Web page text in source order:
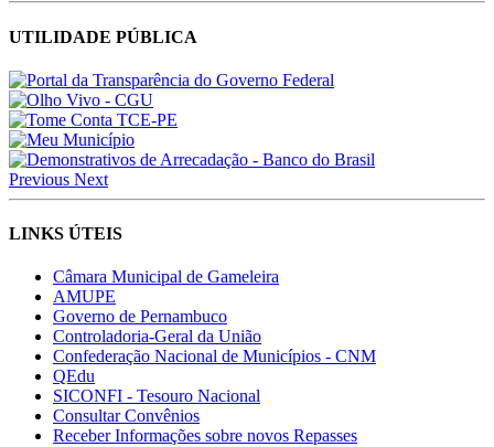
UTILIDADE PÚBLICA
Previous Next
LINKS ÚTEIS
Câmara Municipal de Gameleira
AMUPE
Governo de Pernambuco
Controladoria-Geral da União
Confederação Nacional de Municípios - CNM
QEdu
SICONFI - Tesouro Nacional
Consultar Convênios
Receber Informações sobre novos Repasses